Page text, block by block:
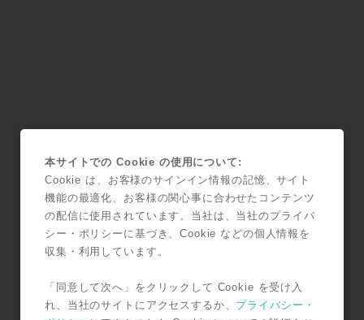
本サイトでの Cookie の使用について:
Cookie は、お客様のサインイン情報の記憶、サイト
機能の最適化、お客様の関心事に合わせたコンテンツ
の配信に使用されています。当社は、当社のプライバ
シー・ポリシーに基づき、Cookie などの個人情報を
収集・利用しています。
「同意して次へ」をクリックして Cookie を受け入
れ、当社のサイトにアクセスするか、 プライバシー・